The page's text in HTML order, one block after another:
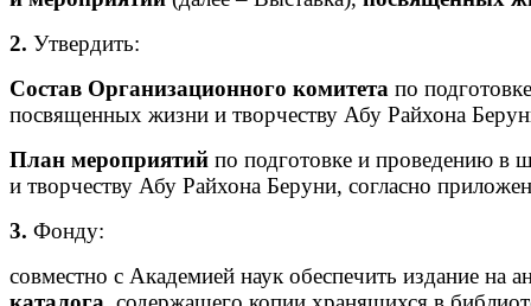
2. Утвердить:
Состав Организационного комитета по
посвященных жизни и творчеству Абу Райхона
План мероприятий по подготовке и проведению
и творчеству Абу Райхона Беруни, согласно
3. Фонду:
совместно с Академией наук обеспечить издание на